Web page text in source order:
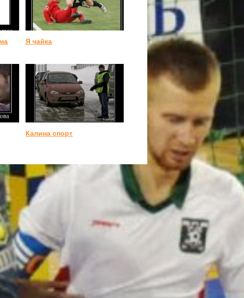
Я чайка
Калина спорт